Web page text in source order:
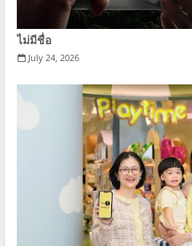
ไม่มีชื่อ
July 24, 2026